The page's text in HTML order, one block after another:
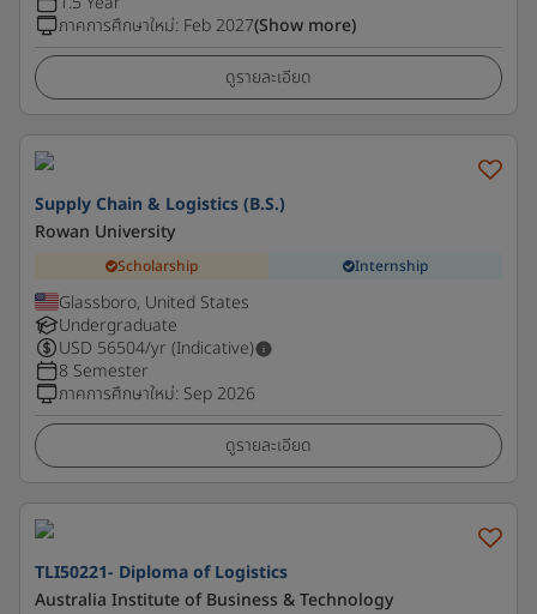
ภาคการศึกษาใหม่: Feb 2027(Show more)
ดูรายละเอียด
Supply Chain & Logistics (B.S.)
Rowan University
Scholarship Internship
Glassboro, United States
Undergraduate
USD 56504/yr (Indicative)
8 Semester
ภาคการศึกษาใหม่: Sep 2026
ดูรายละเอียด
TLI50221- Diploma of Logistics
Australia Institute of Business & Technology